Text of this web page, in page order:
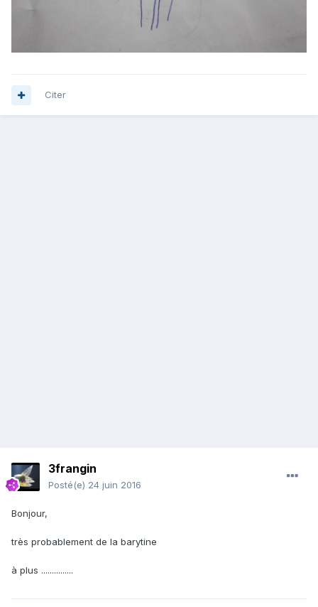
Citer
3frangin
Posté(e) 24 juin 2016
Bonjour,
très probablement de la barytine
à plus ...............